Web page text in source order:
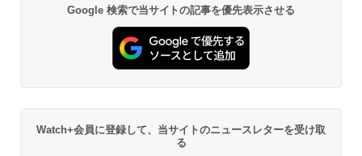
Google 検索で当サイトの記事を優先表示させる
Watch+会員に登録して、当サイトのニュースレターを受け取
る